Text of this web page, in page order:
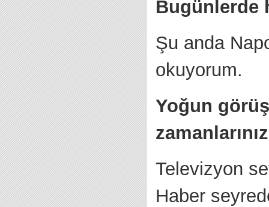
Bugünlerde
Şu anda
okuyorum.
Yoğun
Televizyon
Haber